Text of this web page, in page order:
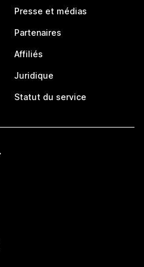
Presse et médias
Partenaires
Affiliés
Juridique
Statut du service